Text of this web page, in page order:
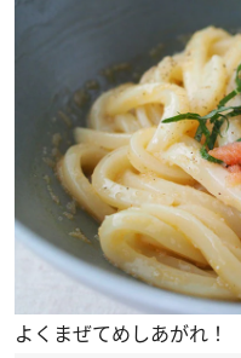
よくまぜてめしあがれ！